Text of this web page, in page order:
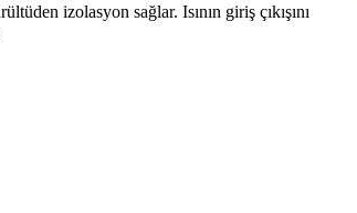
izolasyon sağlar. Isının giriş çıkışını